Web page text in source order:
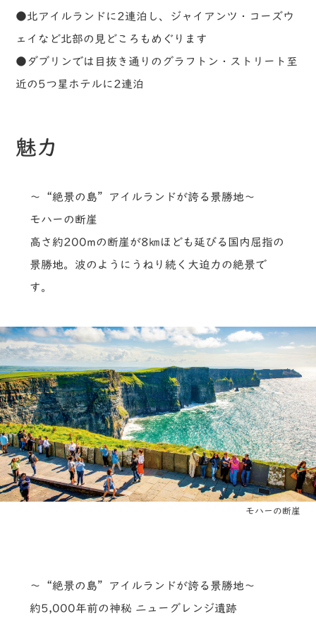
●北アイルランドに2連泊し、ジャイアンツ・コーズウ
ェイなど北部の見どころもめぐります
●ダブリンでは目抜き通りのグラフトン・ストリート至
近の5つ星ホテルに2連泊
魅力
～“絶景の島”アイルランドが誇る景勝地～
モハーの断崖
高さ約200mの断崖が8㎞ほども延びる国内屈指の
景勝地。波のようにうねり続く大迫力の絶景で
す。
モハーの断崖
～“絶景の島”アイルランドが誇る景勝地～
約5,000年前の神秘 ニューグレンジ遺跡